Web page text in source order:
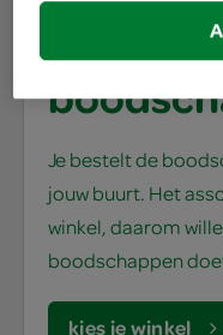
waar
Je bestelt de
jouw buurt. Het
winkel, daarom
boodschappen
kies je winkel